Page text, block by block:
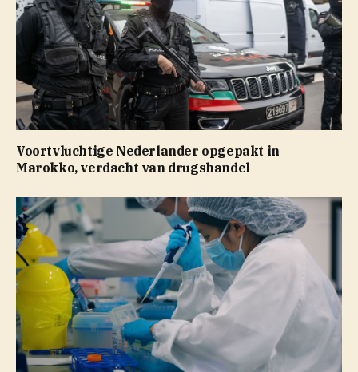
Voortvluchtige Nederlander opgepakt in
Marokko, verdacht van drugshandel